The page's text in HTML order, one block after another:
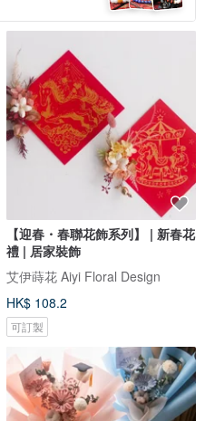
【迎春・春聯花飾系列】 | 新春花
禮 | 居家裝飾
艾伊蒔花 Aiyi Floral Design
HK$ 108.2
可訂製